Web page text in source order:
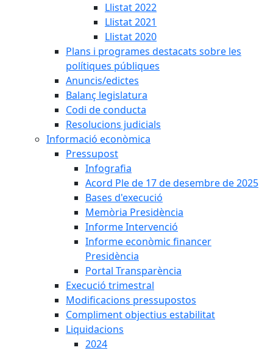
Llistat 2022
Llistat 2021
Llistat 2020
Plans i programes destacats sobre les
polítiques públiques
Anuncis/edictes
Balanç legislatura
Codi de conducta
Resolucions judicials
Informació econòmica
Pressupost
Infografia
Acord Ple de 17 de desembre de 2025
Bases d'execució
Memòria Presidència
Informe Intervenció
Informe econòmic financer
Presidència
Portal Transparència
Execució trimestral
Modificacions pressupostos
Compliment objectius estabilitat
Liquidacions
2024